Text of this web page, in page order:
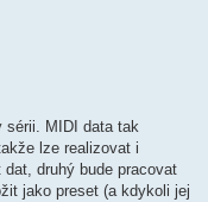
sérii. MIDI data tak
lze realizovat i
druhý bude pracovat
jako preset (a kdykoli jej